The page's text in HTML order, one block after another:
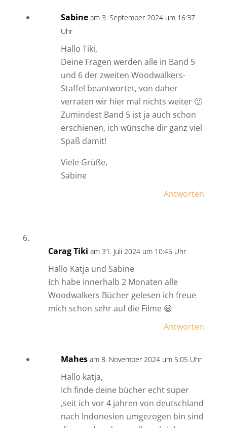
Sabine am 3. September 2024 um 16:37
Uhr
Hallo Tiki,
Deine Fragen werden alle in Band 5
und 6 der zweiten Woodwalkers-
Staffel beantwortet, von daher
verraten wir hier mal nichts weiter 🙂
Zumindest Band 5 ist ja auch schon
erschienen, ich wünsche dir ganz viel
Spaß damit!
Viele Grüße,
Sabine
Antworten
Carag Tiki am 31. Juli 2024 um 10:46 Uhr
Hallo Katja und Sabine
Ich habe innerhalb 2 Monaten alle
Woodwalkers Bücher gelesen ich freue
mich schon sehr auf die Filme 😀
Antworten
Mahes am 8. November 2024 um 5:05 Uhr
Hallo katja,
Ich finde deine bücher echt super
,seit ich vor 4 jahren von deutschland
nach Indonesien umgezogen bin sind